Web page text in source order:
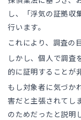
し、「浮気の証拠収
行います。
これにより、調査の
しかし、個人で調査
的に証明することが
もし対象者に気づか
害だと主張されてし
のためだったと説明